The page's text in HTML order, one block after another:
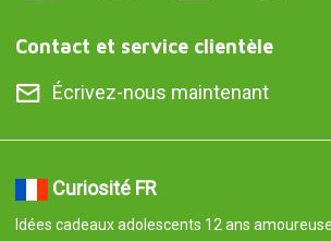
Contact et service clientèle
Écrivez-nous maintenant
Curiosité FR
Idées cadeaux adolescents 12 ans